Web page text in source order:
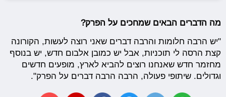
מה הדברים הבאים שמחכים על הפרק?
"יש הרבה חלומות והרבה דברים שאני רוצה לעשות, הקורונה
קצת הרסה לי תוכניות, אבל יש כמובן אלבום חדש, יש בנוסף
מחזמר חדש שאנחנו רוצים להביא לארץ, מופעים חדשים
וגדולים. שיתופי פעולה, הרבה הרבה דברים על הפרק".